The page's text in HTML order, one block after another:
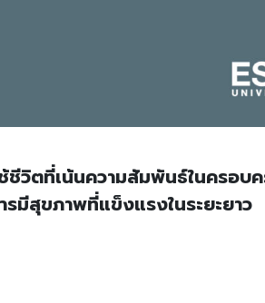
วิตที่เน้นความสัมพันธ์ในครอบ
มีสุขภาพที่แข็งแรงในระยะยาว